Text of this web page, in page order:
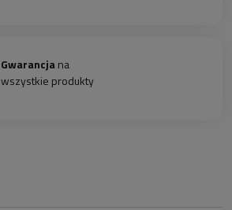
Gwarancjana
wszystkie produkty